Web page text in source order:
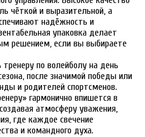
чёткой и выразительной, а
надёжность и
упаковка делает
решением, если вы выбираете
по волейболу на день
после значимой победы или
и родителей спортсменов.
гармонично впишется в
атмосферу уважения,
где каждое свечение
и командного духа.